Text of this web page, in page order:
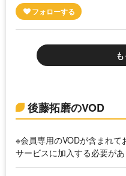
後藤拓磨のVOD
※会員専用のVODが含まれ
サービスに加入する必要があ